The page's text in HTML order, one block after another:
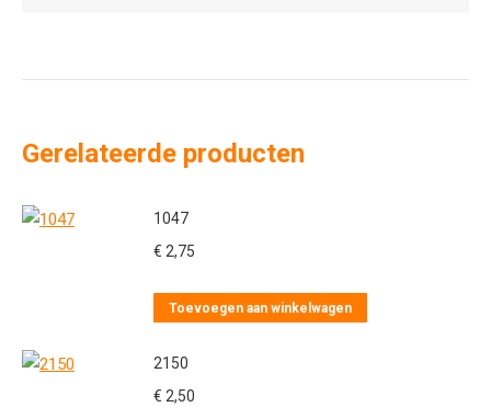
Gerelateerde producten
1047
€ 2,75
Toevoegen aan winkelwagen
2150
€ 2,50